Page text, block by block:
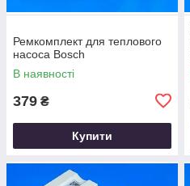
Ремкомплект для теплового
насоса Bosch
В наявності
379 ₴
Купити